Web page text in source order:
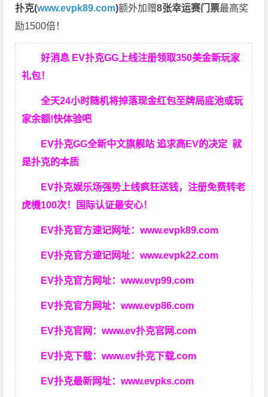
扑克(www.evpk89.com)额外加赠8张幸运赛门票最高奖
励1500倍！
好消息 EV扑克GG上线注册领取350美金新玩家
礼包！
全天24小时随机将掉落现金红包至牌局底池或玩
家余额!快体验吧
EV扑克GG全新中文旗舰站 追求高EV的决定就
是扑克的本质
EV扑克娱乐场强势上线疯狂送钱，注册免费转老
虎機100次！国际认证最安心！
EV扑克官方速记网址：www.evpk89.com
EV扑克官方速记网址：www.evpk22.com
EV扑克官方网址：www.evp99.com
EV扑克官方网址：www.evp86.com
EV扑克官网：www.ev扑克官网.com
EV扑克下载：www.ev扑克下载.com
EV扑克最新网址：www.evpks.com